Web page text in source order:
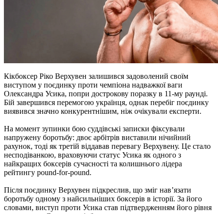
Кікбоксер Ріко Верхувен залишився задоволений своїм
виступом у поєдинку проти чемпіона надважкої ваги
Олександра Усика, попри дострокову поразку в 11-му раунді.
Бій завершився перемогою українця, однак перебіг поєдинку
виявився значно конкурентнішим, ніж очікували експерти.
На момент зупинки бою суддівські записки фіксували
напружену боротьбу: двоє арбітрів виставили нічийний
рахунок, тоді як третій віддавав перевагу Верхувену. Це стало
несподіванкою, враховуючи статус Усика як одного з
найкращих боксерів сучасності та колишнього лідера
рейтингу pound-for-pound.
Після поєдинку Верхувен підкреслив, що зміг нав’язати
боротьбу одному з найсильніших боксерів в історії. За його
словами, виступ проти Усика став підтвердженням його рівня